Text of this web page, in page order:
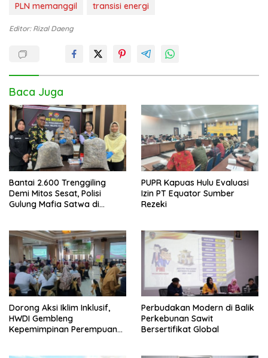
PLN memanggil
transisi energi
Editor: Rizal Daeng
Baca Juga
Bantai 2.600 Trenggiling
Demi Mitos Sesat, Polisi
Gulung Mafia Satwa di
PUPR Kapuas Hulu Evaluasi
Izin PT Equator Sumber
Rezeki
Dorong Aksi Iklim Inklusif,
HWDI Gembleng
Kepemimpinan Perempuan
Perbudakan Modern di Balik
Perkebunan Sawit
Bersertifikat Global